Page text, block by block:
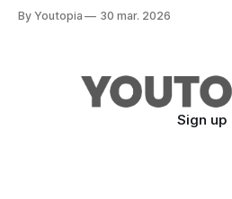
By Youtopia 30 mar. 2026
Sign up